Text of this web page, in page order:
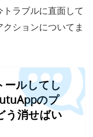
ラブルに直面して
ションについてま
ールしてし
のプ
う消せばい